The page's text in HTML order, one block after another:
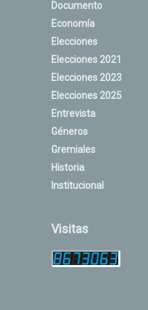
Documento
Economía
Elecciones
Elecciones 2021
Elecciones 2023
Elecciones 2025
Entrevista
Géneros
Gremiales
Historia
Institucional
Visitas